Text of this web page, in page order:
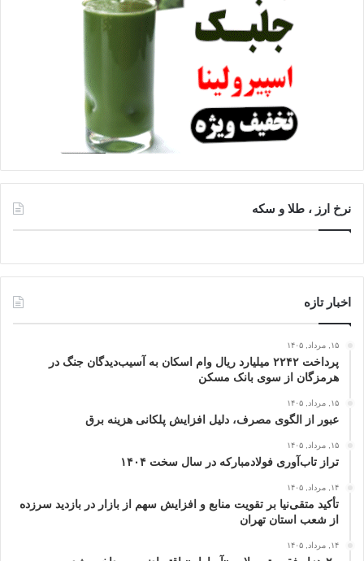
نرخ ارز ، طلا و سکه
اخبار تازه
۱۵, مرداد, ۱۴۰۵
پرداخت ۲۲۴۲ میلیارد ریال وام اسکان به آسیب‌دیدگان جنگ در
هرمزگان از سوی بانک مسکن
۱۵, مرداد, ۱۴۰۵
عبور از الگوی مصرف، دلیل افزایش پلکانی هزینه برق
۱۵, مرداد, ۱۴۰۵
تراز تاب‌آوری فولادمبارکه در سال سخت ۱۴۰۴
۱۴, مرداد, ۱۴۰۵
تأکید متقی‌نیا بر تقویت منابع و افزایش سهم از بازار در بازدید سرزده
از شعب استان تهران
۱۴, مرداد, ۱۴۰۵